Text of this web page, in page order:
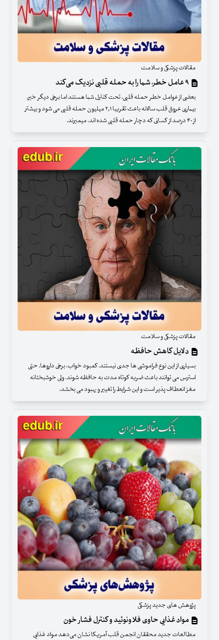
مقالات پزشکی و سلامت
بعضی از عوامل خطر حمله قلبی، تحت کنترل شما هستند اما برخی دیگر خیر.
بیماری عروق قلب سالانه باعث تقریبا ۲,۱ میلیون حمله قلبی می شود و بیشتر
از ۴۰ درصد از کسانی که دچار حمله قلبی شده اند، میمیرند.
مقالات پزشکی و سلامت
دلایل کاهش حافظه
بسیاری از این نوع فراموشی ها جدی نیستند. کمبود خواب، برخی داروها، حتی
استرس می توانند باعث ضربه کوتاه مدت به حافظه شوند. ولی خوشبختانه
مغز انعطاف پذیر است و این شرایط را تغییر و بهبود می بخشد.
پژوهش های جدید پزشکی
مواد غذایی حاوی فلاونوئید و کنترل فشار خون
مطالعات جدید محققان انجمن قلب آمریکا نشان می‌دهد مواد غذایی